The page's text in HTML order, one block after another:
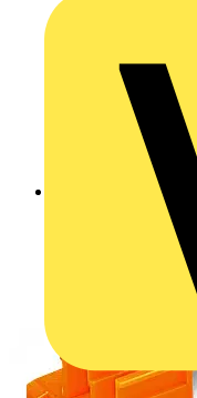
Zurück zu Produkte